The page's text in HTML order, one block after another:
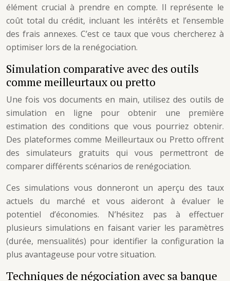
élément crucial à prendre en compte. Il représente le
coût total du crédit, incluant les intérêts et l’ensemble
des frais annexes. C’est ce taux que vous chercherez à
optimiser lors de la renégociation.
Simulation comparative avec des outils
comme meilleurtaux ou pretto
Une fois vos documents en main, utilisez des outils de
simulation en ligne pour obtenir une première
estimation des conditions que vous pourriez obtenir.
Des plateformes comme Meilleurtaux ou Pretto offrent
des simulateurs gratuits qui vous permettront de
comparer différents scénarios de renégociation.
Ces simulations vous donneront un aperçu des taux
actuels du marché et vous aideront à évaluer le
potentiel d’économies. N’hésitez pas à effectuer
plusieurs simulations en faisant varier les paramètres
(durée, mensualités) pour identifier la configuration la
plus avantageuse pour votre situation.
Techniques de négociation avec sa banque